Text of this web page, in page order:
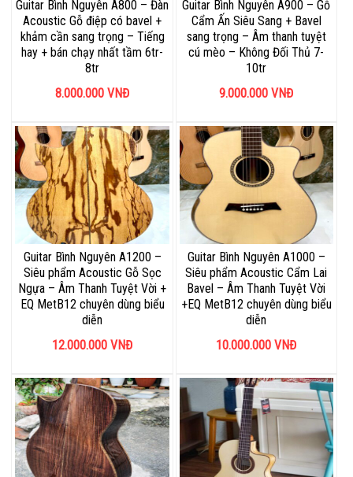
Guitar Bình Nguyên A800 – Đàn
Acoustic Gỗ điệp có bavel +
khảm cần sang trọng – Tiếng
hay + bán chạy nhất tầm 6tr-
8tr
8.000.000 VNĐ
Guitar Bình Nguyên A900 – Gỗ
Cẩm Ấn Siêu Sang + Bavel
sang trọng – Âm thanh tuyệt
cú mèo – Không Đối Thủ 7-
10tr
9.000.000 VNĐ
Guitar Bình Nguyên A1200 –
Siêu phẩm Acoustic Gỗ Sọc
Ngựa – Âm Thanh Tuyệt Vời +
EQ MetB12 chuyên dùng biểu
diễn
12.000.000 VNĐ
Guitar Bình Nguyên A1000 –
Siêu phẩm Acoustic Cẩm Lai
Bavel – Âm Thanh Tuyệt Vời
+EQ MetB12 chuyên dùng biểu
diễn
10.000.000 VNĐ